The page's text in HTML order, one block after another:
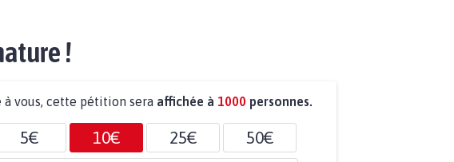
!
à vous, cette pétition sera affichée à 1000 personnes.
5€ 10€ 25€ 50€